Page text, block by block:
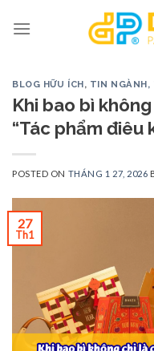
BLOG HỮU ÍCH, TIN NGÀNH,
Khi bao bì
“Tác phẩm điêu
POSTED ON THÁNG 1 27, 2026
27
Th1